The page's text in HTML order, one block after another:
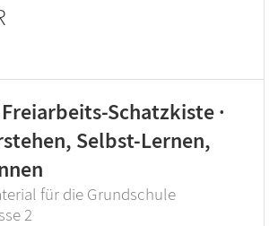
Schatzkiste ·
Selbst-Lernen,
für die Grundschule
2